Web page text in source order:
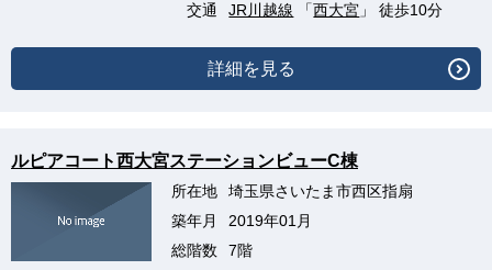
交通
JR川越線 「西大宮 」 徒歩10分
詳細を見る
ルピアコート西大宮ステーションビューC棟
所在地
埼玉県さいたま市西区指扇
築年月
2019年01月
総階数
7階